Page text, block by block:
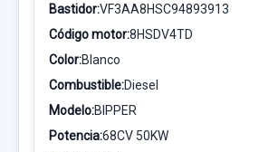
Bastidor:VF3AA8HSC94893913
Código motor:8HSDV4TD
Color:Blanco
Combustible:Diesel
Modelo:BIPPER
Potencia:68CV 50KW